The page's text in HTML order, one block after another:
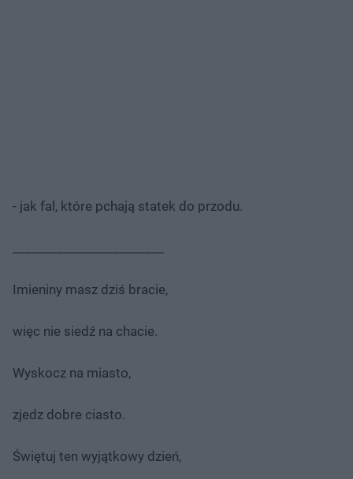
- jak fal, które pchają statek do przodu.
Imieniny masz dziś bracie,
więc nie siedź na chacie.
Wyskocz na miasto,
zjedz dobre ciasto.
Świętuj ten wyjątkowy dzień,